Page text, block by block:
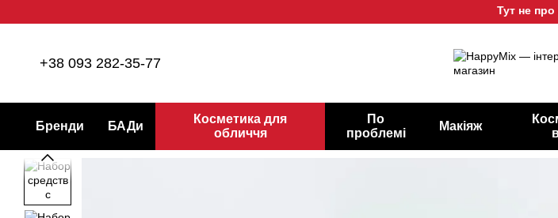
Тут не про
+38 093 282-35-77
Бренди БАДи
Косметика для
обличчя
По
проблемі
Макіяж